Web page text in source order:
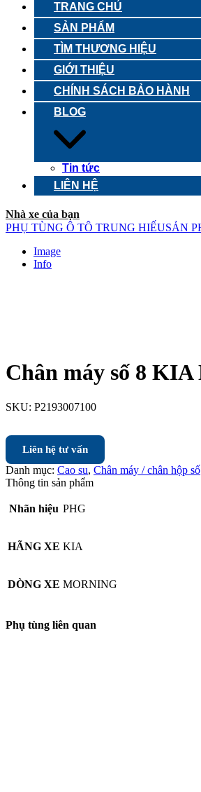
TRANG CHỦ
SẢN PHẨM
TÌM THƯƠNG HIỆU
GIỚI THIỆU
CHÍNH SÁCH BẢO HÀNH
BLOG
Tin tức
LIÊN HỆ
Nhà xe của bạn
PHỤ TÙNG Ô TÔ TRUNG HIẾUSẢN
Image
Info
Chân máy số 8 KIA
SKU: P2193007100
Liên hệ tư vấn
Danh mục: Cao su, Chân máy / chân hộp số
Thông tin sản phẩm
Nhãn hiệu PHG
HÃNG XE KIA
DÒNG XE MORNING
Phụ tùng liên quan